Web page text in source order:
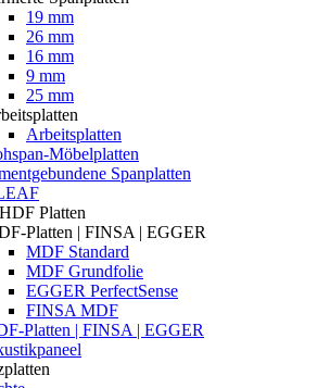
19 mm
26 mm
16 mm
9 mm
25 mm
Arbeitsplatten
Möbelplatten
Spanplatten
Platten
Platten | FINSA | EGGER
MDF Standard
MDF Grundfolie
EGGER PerfectSense
FINSA MDF
Platten | FINSA | EGGER